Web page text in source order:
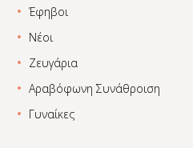
Έφηβοι
Νέοι
Ζευγάρια
Αραβόφωνη Συνάθροιση
Γυναίκες